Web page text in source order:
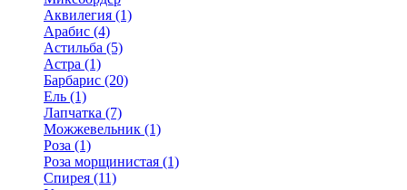
Аквилегия (1)
Арабис (4)
Астильба (5)
Астра (1)
Барбарис (20)
Ель (1)
Лапчатка (7)
Можжевельник (1)
Роза (1)
Роза морщинистая (1)
Спирея (11)